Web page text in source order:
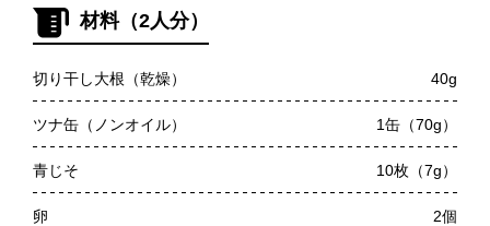
材料（2人分）
切り干し大根（乾燥） 40g
ツナ缶（ノンオイル） 1缶（70g）
青じそ 10枚（7g）
卵 2個